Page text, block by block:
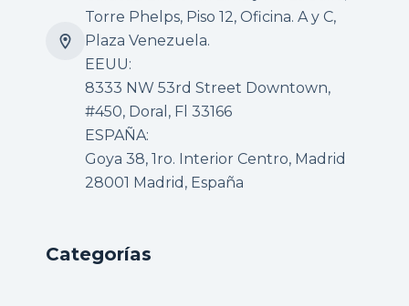
Torre Phelps, Piso 12, Oficina. A y C,
Plaza Venezuela.
EEUU:
8333 NW 53rd Street Downtown,
#450, Doral, Fl 33166
ESPAÑA:
Goya 38, 1ro. Interior Centro, Madrid
28001 Madrid, España
Categorías